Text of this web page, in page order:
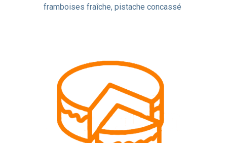
framboises fraîche, pistache concassé